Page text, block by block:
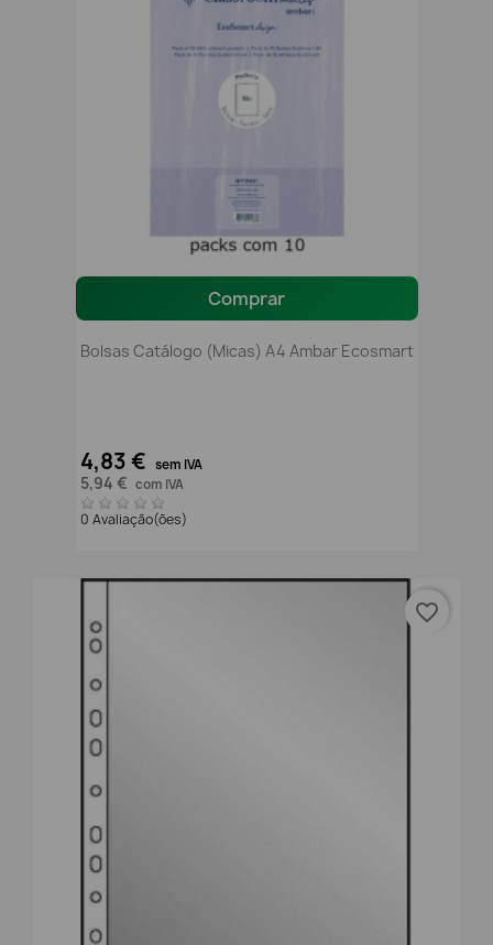
Comprar
Bolsas Catálogo (micas) A4 Ambar Ecosmart
4,83 € sem IVA
5,94 € com IVA
0 Avaliação(ões)
favorite_border